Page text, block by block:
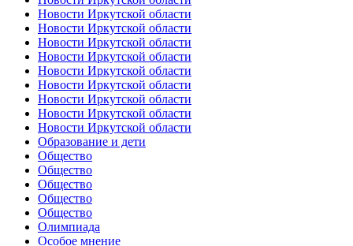
Новости Иркутской области
Новости Иркутской области
Новости Иркутской области
Новости Иркутской области
Новости Иркутской области
Новости Иркутской области
Новости Иркутской области
Новости Иркутской области
Новости Иркутской области
Образование и дети
Общество
Общество
Общество
Общество
Общество
Олимпиада
Особое мнение